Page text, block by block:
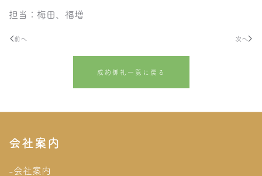
担当：梅田、福増
前へ 次へ
成約御礼一覧に戻る
会社案内
-会社案内